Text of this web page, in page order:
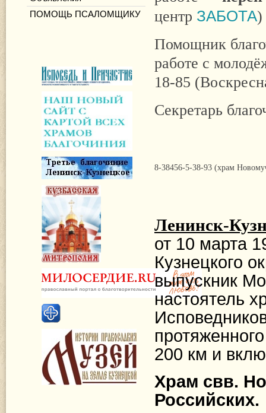
ПОМОЩЬ ПСАЛОМЩИКУ
центр ЗАБОТА)
Помощник
работе с
18-85
Секретарь
8-38456-5-38-93 (храм
Ленинск-
от 10 марта
Кузнецкого
выпускник
настоятель
200 км и
Храм свв.
Российских.